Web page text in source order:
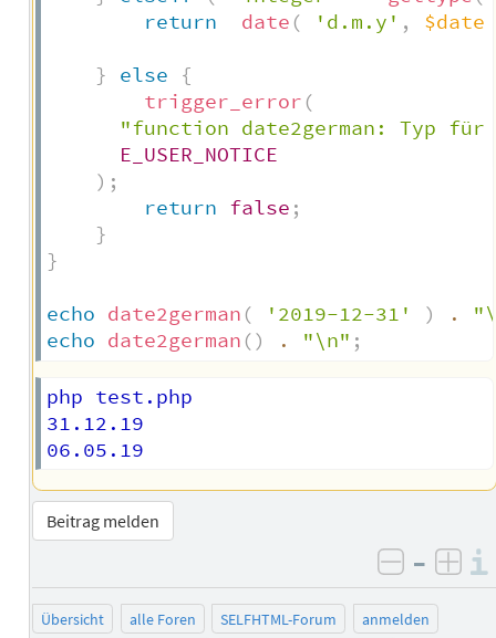
return
date ( 'd.m.y' , $date
} else
{
trigger_error (
"function date2german: Typ
E_USER_NOTICE
) ;
return false ;
}
}
echo date2german ( '2019-12-31' ) .
echo date2german () . "\n" ;
php test.php
31.12.19
Beitrag melden
negativ
–
Übersicht alle Foren SELFHTML-Forum
anmelden